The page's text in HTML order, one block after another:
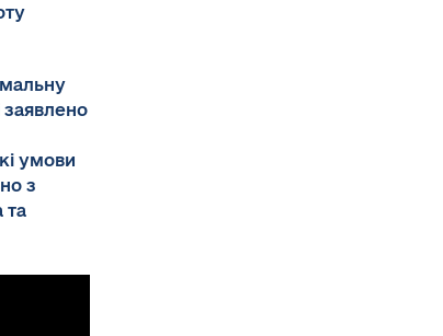
заявлено
умови
з
та